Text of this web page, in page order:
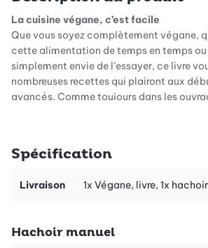
La cuisine végane, c’est facile
Que vous soyez complètement végane,
cette alimentation de temps en temps ou
simplement envie de l’essayer, ce livre
nombreuses recettes qui plairont aux
avancés. Comme toujours dans les
Émincé à la zurichoise, cake au citron,
Spécification
Livraison 1x Végane, livre, 1x
Hachoir manuel